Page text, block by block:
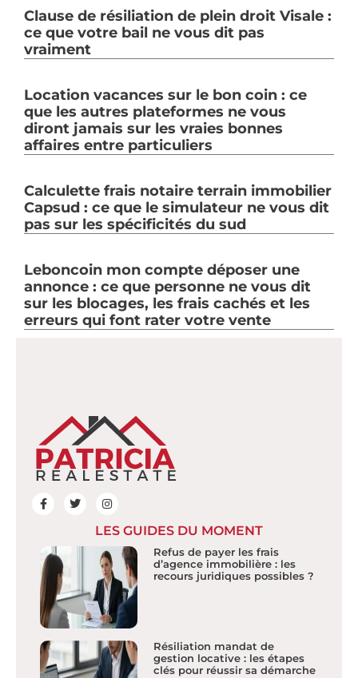
Clause de résiliation de plein droit Visale :
ce que votre bail ne vous dit pas
vraiment
Location vacances sur le bon coin : ce
que les autres plateformes ne vous
diront jamais sur les vraies bonnes
affaires entre particuliers
Calculette frais notaire terrain immobilier
Capsud : ce que le simulateur ne vous dit
pas sur les spécificités du sud
Leboncoin mon compte déposer une
annonce : ce que personne ne vous dit
sur les blocages, les frais cachés et les
erreurs qui font rater votre vente
LES GUIDES DU MOMENT
Refus de payer les frais
d’agence immobilière : les
recours juridiques possibles ?
Résiliation mandat de
gestion locative : les étapes
clés pour réussir sa démarche